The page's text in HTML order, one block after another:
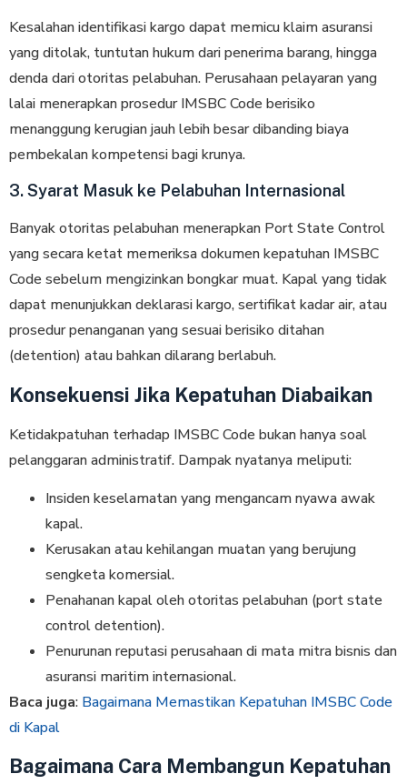
Kesalahan identifikasi kargo dapat memicu klaim asuransi
yang ditolak, tuntutan hukum dari penerima barang, hingga
denda dari otoritas pelabuhan. Perusahaan pelayaran yang
lalai menerapkan prosedur IMSBC Code berisiko
menanggung kerugian jauh lebih besar dibanding biaya
pembekalan kompetensi bagi krunya.
3. Syarat Masuk ke Pelabuhan Internasional
Banyak otoritas pelabuhan menerapkan Port State Control
yang secara ketat memeriksa dokumen kepatuhan IMSBC
Code sebelum mengizinkan bongkar muat. Kapal yang tidak
dapat menunjukkan deklarasi kargo, sertifikat kadar air, atau
prosedur penanganan yang sesuai berisiko ditahan
(detention) atau bahkan dilarang berlabuh.
Konsekuensi Jika Kepatuhan Diabaikan
Ketidakpatuhan terhadap IMSBC Code bukan hanya soal
pelanggaran administratif. Dampak nyatanya meliputi:
Insiden keselamatan yang mengancam nyawa awak
kapal.
Kerusakan atau kehilangan muatan yang berujung
sengketa komersial.
Penahanan kapal oleh otoritas pelabuhan (port state
control detention).
Penurunan reputasi perusahaan di mata mitra bisnis dan
asuransi maritim internasional.
Baca juga: Bagaimana Memastikan Kepatuhan IMSBC Code
di Kapal
Bagaimana Cara Membangun Kepatuhan